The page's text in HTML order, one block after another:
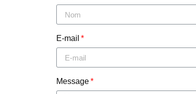
E-mail
Message